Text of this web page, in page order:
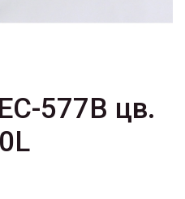
577B цв.